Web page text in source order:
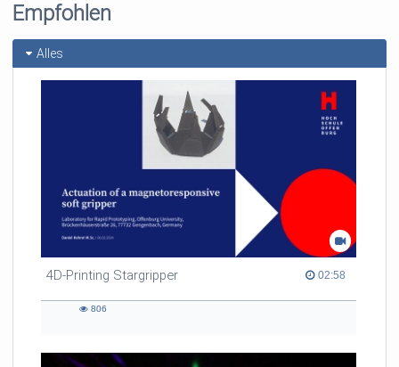
Empfohlen
Alles
4D-Printing Stargripper 02:58
02:58 duration
806